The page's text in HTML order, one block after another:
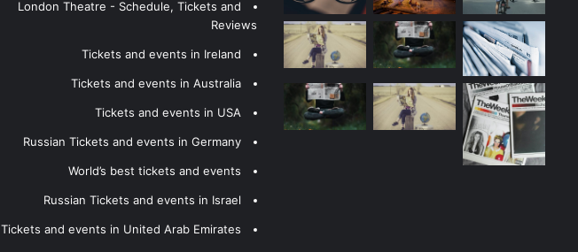
London Theatre - Schedule, Tickets and
Reviews
Tickets and events in Ireland
Tickets and events in Australia
Tickets and events in USA
Russian Tickets and events in Germany
World’s best tickets and events
Russian Tickets and events in Israel
Tickets and events in United Arab Emirates